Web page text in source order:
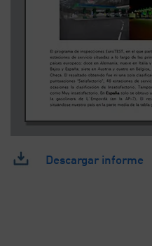
Descargar informe